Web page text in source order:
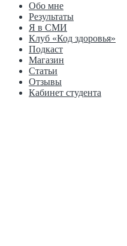
Обо мне
Результаты
Я в СМИ
Клуб «Код здоровья»
Подкаст
Магазин
Статьи
Отзывы
Кабинет студента